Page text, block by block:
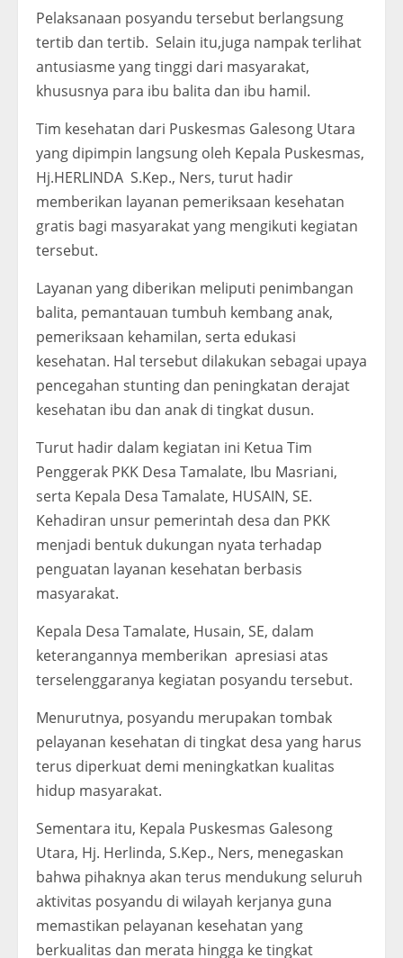
Pelaksanaan posyandu tersebut berlangsung
tertib dan tertib. Selain itu,juga nampak terlihat
antusiasme yang tinggi dari masyarakat,
khususnya para ibu balita dan ibu hamil.
Tim kesehatan dari Puskesmas Galesong Utara
yang dipimpin langsung oleh Kepala Puskesmas,
Hj.HERLINDA S.Kep., Ners, turut hadir
memberikan layanan pemeriksaan kesehatan
gratis bagi masyarakat yang mengikuti kegiatan
tersebut.
Layanan yang diberikan meliputi penimbangan
balita, pemantauan tumbuh kembang anak,
pemeriksaan kehamilan, serta edukasi
kesehatan. Hal tersebut dilakukan sebagai upaya
pencegahan stunting dan peningkatan derajat
kesehatan ibu dan anak di tingkat dusun.
Turut hadir dalam kegiatan ini Ketua Tim
Penggerak PKK Desa Tamalate, Ibu Masriani,
serta Kepala Desa Tamalate, HUSAIN, SE.
Kehadiran unsur pemerintah desa dan PKK
menjadi bentuk dukungan nyata terhadap
penguatan layanan kesehatan berbasis
masyarakat.
Kepala Desa Tamalate, Husain, SE, dalam
keterangannya memberikan apresiasi atas
terselenggaranya kegiatan posyandu tersebut.
Menurutnya, posyandu merupakan tombak
pelayanan kesehatan di tingkat desa yang harus
terus diperkuat demi meningkatkan kualitas
hidup masyarakat.
Sementara itu, Kepala Puskesmas Galesong
Utara, Hj. Herlinda, S.Kep., Ners, menegaskan
bahwa pihaknya akan terus mendukung seluruh
aktivitas posyandu di wilayah kerjanya guna
memastikan pelayanan kesehatan yang
berkualitas dan merata hingga ke tingkat